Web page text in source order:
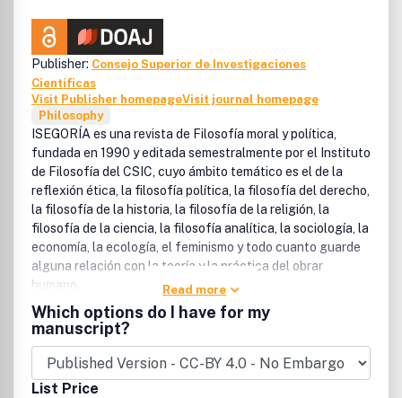
Publisher: Consejo Superior de Investigaciones
Científicas
Visit Publisher homepageVisit journal homepage
Philosophy
ISEGORÍA es una revista de Filosofía moral y política,
fundada en 1990 y editada semestralmente por el Instituto
de Filosofía del CSIC, cuyo ámbito temático es el de la
reflexión ética, la filosofía política, la filosofía del derecho,
la filosofía de la historia, la filosofía de la religión, la
filosofía de la ciencia, la filosofía analítica, la sociología, la
economía, la ecología, el feminismo y todo cuanto guarde
alguna relación con la teoría y la práctica del obrar
humano.
Read more
Which options do I have for my
manuscript?
List Price